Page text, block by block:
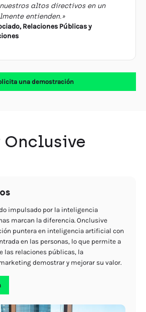
altos directivos en un
entienden.»
Relaciones Públicas y
una demostración
Onclusive
impulsado por la inteligencia
marcan la diferencia. Onclusive
puntera en inteligencia artificial con
en las personas, lo que permite a
las relaciones públicas, la
demostrar y mejorar su valor.